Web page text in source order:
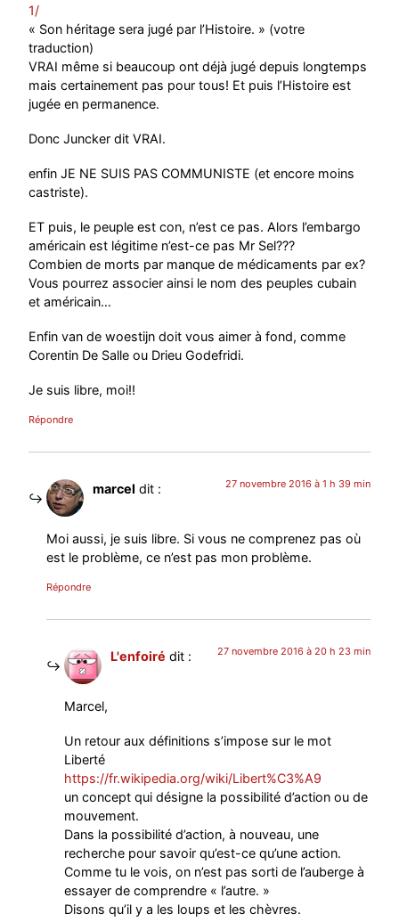
1/
« Son héritage sera jugé par l’Histoire. » (votre
traduction)
VRAI même si beaucoup ont déjà jugé depuis longtemps
mais certainement pas pour tous! Et puis l’Histoire est
jugée en permanence.
Donc Juncker dit VRAI.
enfin JE NE SUIS PAS COMMUNISTE (et encore moins
castriste).
ET puis, le peuple est con, n’est ce pas. Alors l’embargo
américain est légitime n’est-ce pas Mr Sel???
Combien de morts par manque de médicaments par ex?
Vous pourrez associer ainsi le nom des peuples cubain
et américain…
Enfin van de woestijn doit vous aimer à fond, comme
Corentin De Salle ou Drieu Godefridi.
Je suis libre, moi!!
Répondre
marcel dit : 27 novembre 2016 à 1 h 39 min
Moi aussi, je suis libre. Si vous ne comprenez pas où
est le problème, ce n’est pas mon problème.
Répondre
L'enfoiré dit : 27 novembre 2016 à 20 h 23 min
Marcel,
Un retour aux définitions s’impose sur le mot
Liberté
https://fr.wikipedia.org/wiki/Libert%C3%A9
un concept qui désigne la possibilité d’action ou de
mouvement.
Dans la possibilité d’action, à nouveau, une
recherche pour savoir qu’est-ce qu’une action.
Comme tu le vois, on n’est pas sorti de l’auberge à
essayer de comprendre « l’autre. »
Disons qu’il y a les loups et les chèvres.